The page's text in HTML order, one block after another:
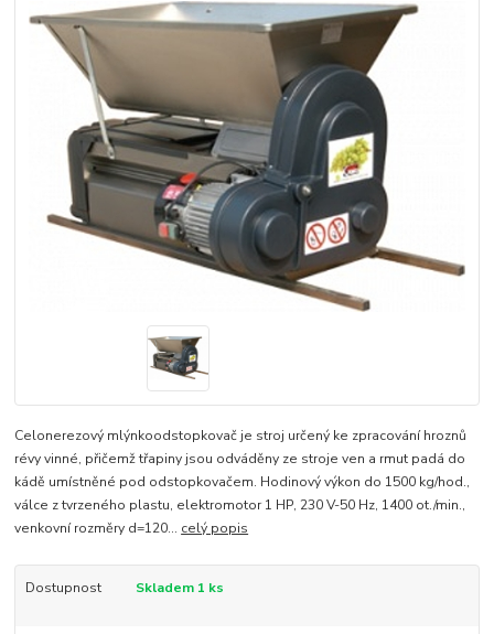
Celonerezový mlýnkoodstopkovač je stroj určený ke zpracování hroznů
révy vinné, přičemž třapiny jsou odváděny ze stroje ven a rmut padá do
kádě umístněné pod odstopkovačem. Hodinový výkon do 1500 kg/hod.,
válce z tvrzeného plastu, elektromotor 1 HP, 230 V-50 Hz, 1400 ot./min.,
venkovní rozměry d=120... celý popis
Dostupnost Skladem 1 ks